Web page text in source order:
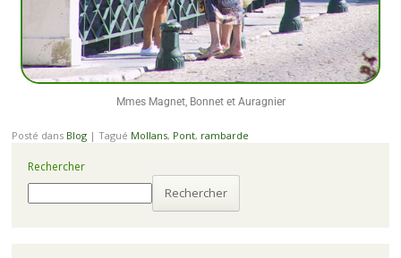
Mmes Magnet, Bonnet et Auragnier
Posté dans Blog | Tagué Mollans, Pont, rambarde
Rechercher
Rechercher